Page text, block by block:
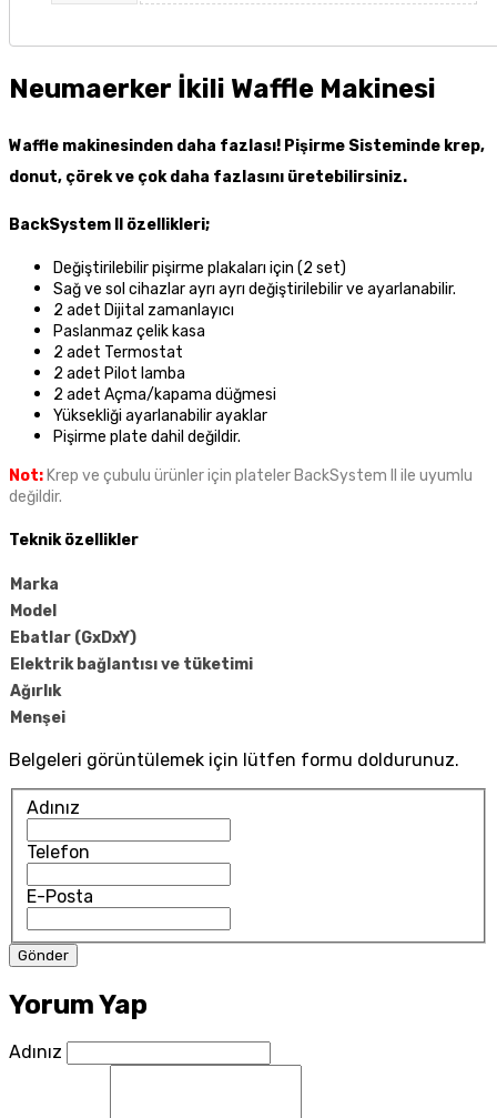
Neumaerker İkili Waffle Makinesi
Waffle makinesinden daha fazlası! Pişirme Sisteminde krep,
donut, çörek ve çok daha fazlasını üretebilirsiniz.
BackSystem II özellikleri;
Değiştirilebilir pişirme plakaları için (2 set)
Sağ ve sol cihazlar ayrı ayrı değiştirilebilir ve ayarlanabilir.
2 adet Dijital zamanlayıcı
Paslanmaz çelik kasa
2 adet Termostat
2 adet Pilot lamba
2 adet Açma/kapama düğmesi
Yüksekliği ayarlanabilir ayaklar
Pişirme plate dahil değildir.
Not: Krep ve çubulu ürünler için plateler BackSystem II ile uyumlu
değildir.
Teknik özellikler
Marka
Model
Ebatlar (GxDxY)
Elektrik bağlantısı ve tüketimi
Ağırlık
Menşei
Belgeleri görüntülemek için lütfen formu doldurunuz.
Adınız
Telefon
E-Posta
Yorum Yap
Adınız